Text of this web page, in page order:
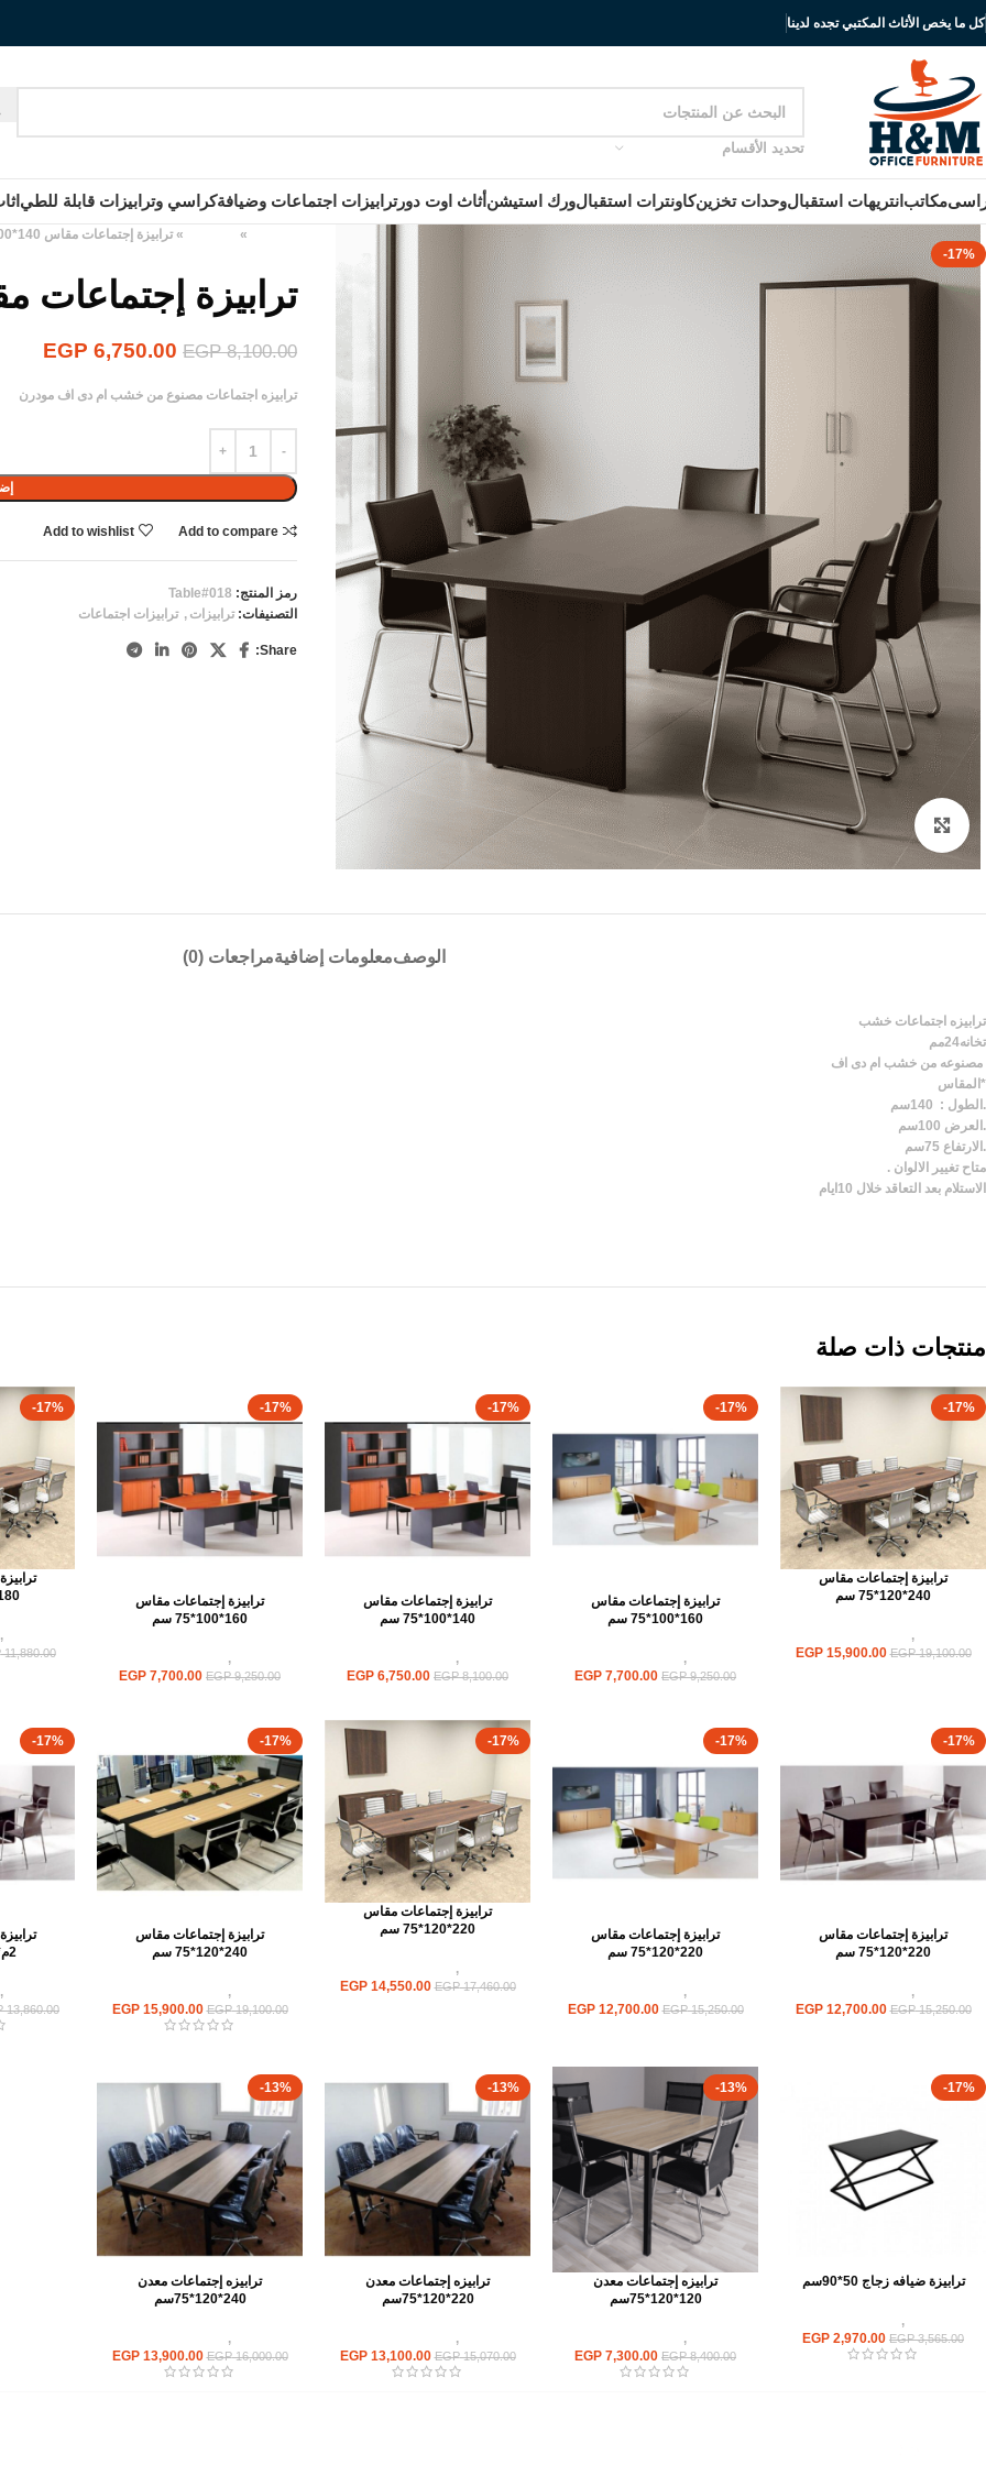
كل ما يخص الأثاث المكتبي تجده لدينا
تحديد الأقسام
مكاتب انتريهات استقبالوحدات تخزينكاونترات استقبالورك استيشنأثاث اوت دورترابيزات اجتماعات وضيافةكراسي وترابيزات قابلة للطي
-17%
Click to enlarge
»
»ترابيزة إجتماعات مقاس 140*100*75 سم
ترابيزة إجتماعات مقاس
EGP8,100.00
EGP 6,750.00
ترابيزه اجتماعات مصنوع من خشب ام دى اف مودرن
Add to compare
Add to wishlist
رمز المنتج: Table#018
التصنيفات: ترابيزات , ترابيزات اجتماعات
Share:
الوصفمعلومات إضافيةمراجعات (0)
ترابيزه اجتماعات خشب
تخانه24مم
مصنوعه من خشب ام دى اف
*المقاس
.الطول : 140سم
.العرض 100سم
.الارتفاع 75سم
متاح تغيير الالوان .
الاستلام بعد التعاقد خلال 10ايام
منتجات ذات صلة
-17%
ترابيزة إجتماعات مقاس
240*120*75 سم
ترابيزات,
EGP19,100.00
EGP15,900.00
-17%
ترابيزة إجتماعات مقاس
160*100*75 سم
ترابيزات,
EGP9,250.00
EGP 7,700.00
-17%
ترابيزة إجتماعات مقاس
140*100*75 سم
ترابيزات,
EGP8,100.00
EGP 6,750.00
-17%
ترابيزة إجتماعات مقاس
160*100*75 سم
ترابيزات,
EGP9,250.00
EGP 7,700.00
-17%
ترابيزات
11,880.00
-17%
ترابيزة إجتماعات مقاس
220*120*75 سم
ترابيزات,
EGP15,250.00
EGP12,700.00
-17%
ترابيزة إجتماعات مقاس
220*120*75 سم
ترابيزات,
EGP15,250.00
EGP12,700.00
-17%
ترابيزة إجتماعات مقاس
220*120*75 سم
ترابيزات,
EGP17,460.00
EGP14,550.00
-17%
ترابيزة إجتماعات مقاس
240*120*75 سم
ترابيزات,
EGP19,100.00
EGP15,900.00
-17%
2م*120*75 سم
ترابيزات
13,860.00
-17%
ترابيزة ضيافه زجاج 50*90سم
,
EGP3,565.00
EGP 2,970.00
-13%
ترابيزه إجتماعات معدن
120*120*75سم
ترابيزات,
EGP8,400.00
EGP 7,300.00
-13%
ترابيزه إجتماعات معدن
220*120*75سم
ترابيزات,
EGP15,070.00
EGP13,100.00
-13%
ترابيزه إجتماعات معدن
240*120*75سم
ترابيزات,
EGP16,000.00
EGP13,900.00